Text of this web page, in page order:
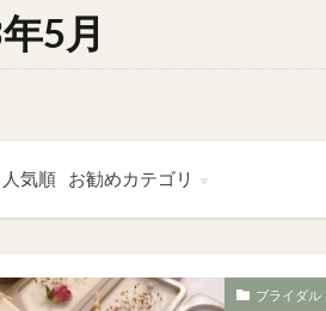
5月
人気順
お勧めカテゴリ
恋愛
おうちごはん
おそとごはん
ブライダル